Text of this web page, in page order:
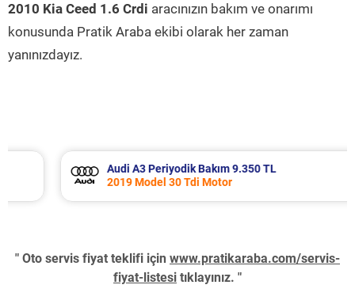
2010 Kia Ceed 1.6 Crdi aracınızın bakım ve onarımı
konusunda Pratik Araba ekibi olarak her zaman
yanınızdayız.
Audi A3 Periyodik Bakım 9.350 TL
2019 Model 30 Tdi Motor
" Oto servis fiyat teklifi için www.pratikaraba.com/servis-
fiyat-listesi tıklayınız. "